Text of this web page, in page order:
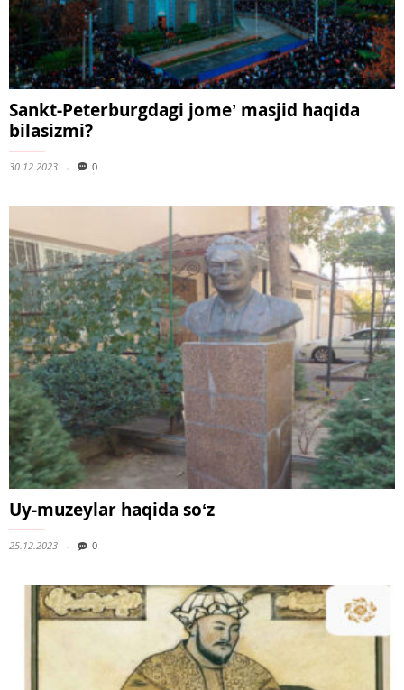
Sankt-Peterburgdagi jomeʼ masjid haqida
bilasizmi?
30.12.2023 0
Uy-muzeylar haqida soʻz
25.12.2023 0